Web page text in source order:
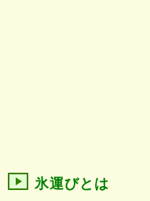
氷運びとは